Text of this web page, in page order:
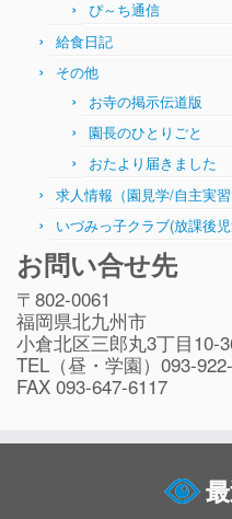
ぴ～ち通信
給食日記
その他
お寺の掲示伝道版
園長のひとりごと
おたより届きました
求人情報（園見学/自主実習
いづみっ子クラブ(放課後
お問い合せ先
〒802-0061
福岡県北九州市
小倉北区三郎丸3丁目10-
TEL（昼・学園）093-
FAX 093-647-6117